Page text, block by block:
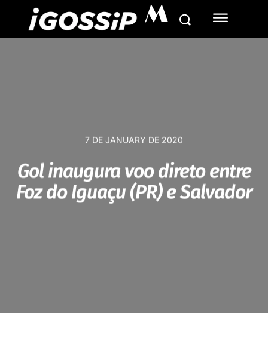
M
7 DE JANUARY DE 2020
Gol inaugura voo direto entre
Foz do Iguaçu (PR) e Salvador